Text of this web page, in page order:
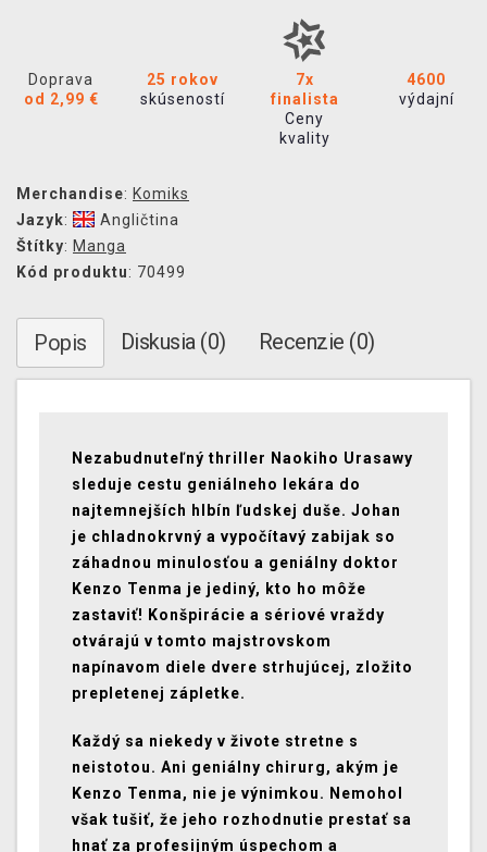
Doprava
od 2,99 €
25 rokov
skúseností
7x
finalista
Ceny
kvality
4600
výdajní
Merchandise: Komiks
Jazyk:
Angličtina
Štítky: Manga
Kód produktu: 70499
Popis Diskusia (0) Recenzie (0)
Nezabudnuteľný thriller Naokiho Urasawy
sleduje cestu geniálneho lekára do
najtemnejších hlbín ľudskej duše. Johan
je chladnokrvný a vypočítavý zabijak so
záhadnou minulosťou a geniálny doktor
Kenzo Tenma je jediný, kto ho môže
zastaviť! Konšpirácie a sériové vraždy
otvárajú v tomto majstrovskom
napínavom diele dvere strhujúcej, zložito
prepletenej zápletke.
Každý sa niekedy v živote stretne s
neistotou. Ani geniálny chirurg, akým je
Kenzo Tenma, nie je výnimkou. Nemohol
však tušiť, že jeho rozhodnutie prestať sa
hnať za profesijným úspechom a